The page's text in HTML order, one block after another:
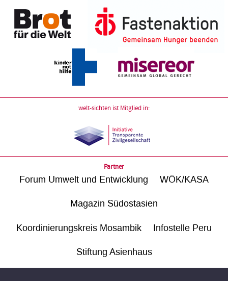
welt-sichten ist Mitglied in:
Partner
Forum Umwelt und Entwicklung WÖK/KASA
Magazin Südostasien
Koordinierungskreis Mosambik Infostelle Peru
Stiftung Asienhaus